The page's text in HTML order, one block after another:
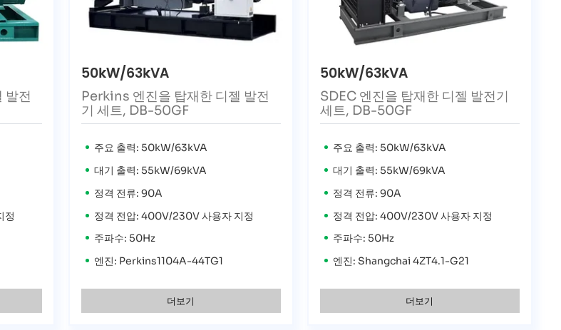
발전
정
50kW/63kVA
Perkins 엔진을 탑재한 디젤 발전
기 세트, DB-50GF
주요 출력: 50kW/63kVA
대기 출력: 55kW/69kVA
정격 전류: 90A
정격 전압: 400V/230V 사용자 지정
주파수: 50Hz
엔진: Perkins1104A-44TG1
더보기
50kW/63kVA
SDEC 엔진을 탑재한 디젤 발전기
세트, DB-50GF
주요 출력: 50kW/63kVA
대기 출력: 55kW/69kVA
정격 전류: 90A
정격 전압: 400V/230V 사용자 지정
주파수: 50Hz
엔진: Shangchai 4ZT4.1-G21
더보기